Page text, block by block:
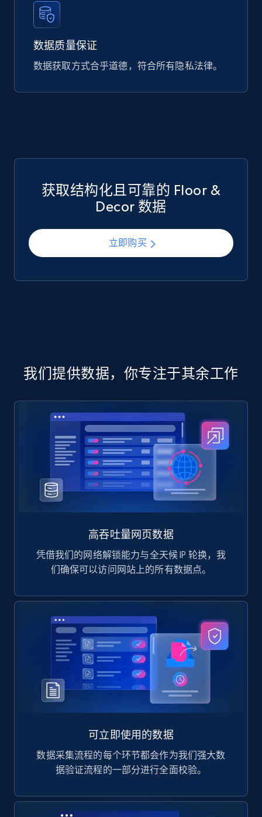
39+
Mouser - Products
717+ 91+ 立即购买
数据质量保证
数据获取方式合乎道德，符合所有隐私法律。
获取结构化且可靠的 Floor &
Decor 数据
立即购买
我们提供数据，你专注于其余工作
高吞吐量网页数据
凭借我们的网络解锁能力与全天候 IP 轮换，我
们确保可以访问网站上的所有数据点。
可立即使用的数据
数据采集流程的每个环节都会作为我们强大数
据验证流程的一部分进行全面校验。